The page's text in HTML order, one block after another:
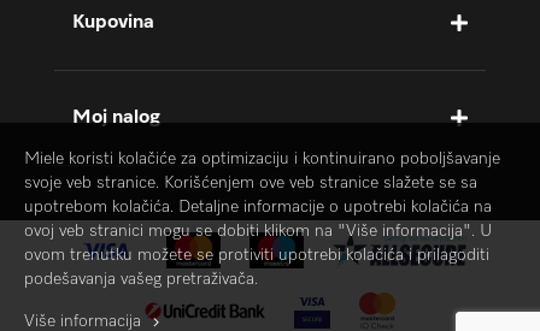
Kupovina
Moj nalog
Miele koristi kolačiće za optimizaciju i kontinuirano poboljšavanje
svoje veb stranice. Korišćenjem ove veb stranice slažete se sa
upotrebom kolačića. Detaljne informacije o upotrebi kolačića na
ovoj veb stranici mogu se dobiti klikom na "Više informacija". U
ovom trenutku možete se protiviti upotrebi kolačića i prilagoditi
podešavanja vašeg pretraživača.
Više informacija